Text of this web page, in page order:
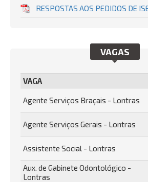
RESPOSTAS AOS PEDIDOS DE
VAGAS
VAGA
Agente Serviços Braçais - Lontras
Agente Serviços Gerais - Lontras
Assistente Social - Lontras
Aux. de Gabinete Odontológico -
Lontras